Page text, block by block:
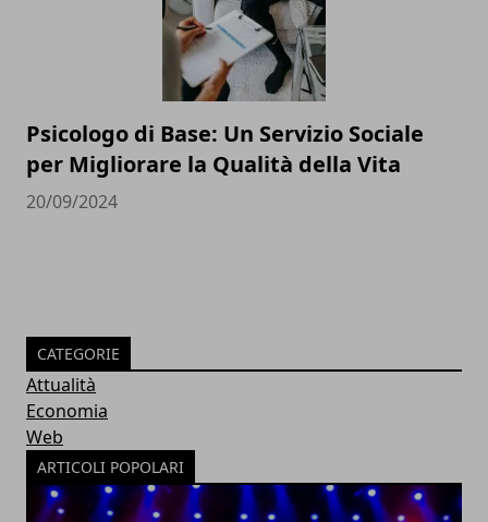
Psicologo di Base: Un Servizio Sociale
per Migliorare la Qualità della Vita
20/09/2024
CATEGORIE
Attualità
Economia
Web
ARTICOLI POPOLARI